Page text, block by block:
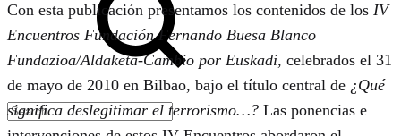
Con esta publicación presentamos los contenidos de los IV
Encuentros Fundación Fernando Buesa Blanco
Fundazioa/Aldaketa-Cambio por Euskadi, celebrados el 31
de mayo de 2010 en Bilbao, bajo el título central de ¿Qué
significa deslegitimar el terrorismo…? Las ponencias e